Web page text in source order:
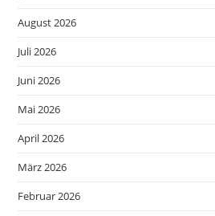
August 2026
Juli 2026
Juni 2026
Mai 2026
April 2026
März 2026
Februar 2026